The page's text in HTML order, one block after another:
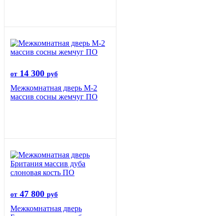
от 14 300 руб
Межкомнатная дверь М-2
массив сосны жемчуг ПО
от 47 800 руб
Межкомнатная дверь